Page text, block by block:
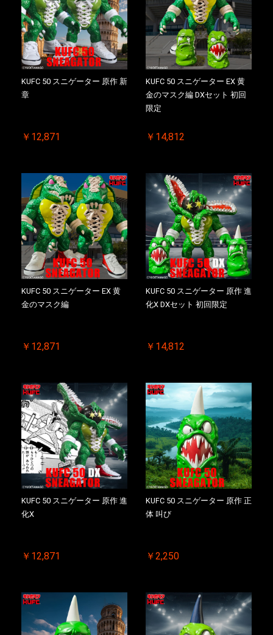
KUFC 50 スニゲーター 原作 新
章
￥12,871
KUFC 50 スニゲーター EX 黄
金のマスク編 DXセット 初回
限定
￥14,812
KUFC 50 スニゲーター EX 黄
金のマスク編
￥12,871
KUFC 50 スニゲーター 原作 進
化X DXセット 初回限定
￥14,812
KUFC 50 スニゲーター 原作 進
化X
￥12,871
KUFC 50 スニゲーター 原作 正
体 叫び
￥2,250